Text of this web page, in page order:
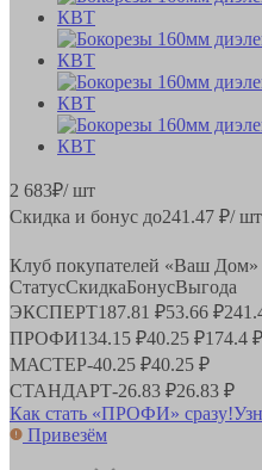
2 683₽/ шт
Скидка и бонус до241.47 ₽/ шт
Клуб покупателей «Ваш Дом»
СтатусСкидкаБонусВыгода
ЭКСПЕРТ187.81 ₽53.66 ₽
ПРОФИ134.15 ₽40.25 ₽174.4 ₽
МАСТЕР-40.25 ₽40.25 ₽
СТАНДАРТ-26.83 ₽26.83 ₽
Как стать «ПРОФИ» сразу!
Привезём